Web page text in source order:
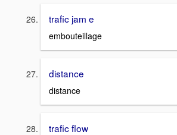
trafic jam e
embouteillage
distance
distance
trafic flow